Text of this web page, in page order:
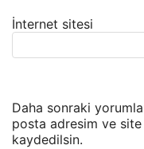
İnternet sitesi
Daha sonraki
posta adresim ve site
kaydedilsin.